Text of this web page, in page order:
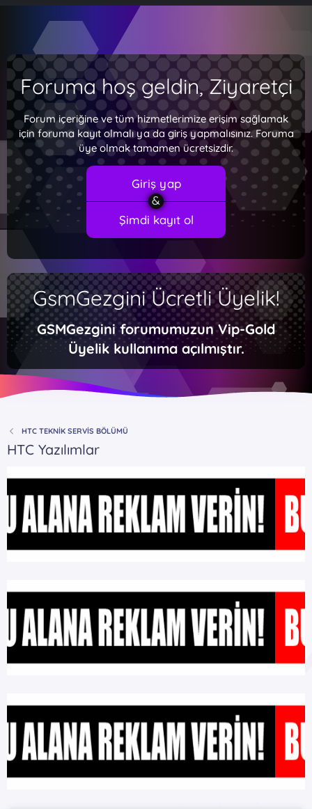
Foruma hoş geldin, Ziyaretçi
Forum içeriğine ve tüm hizmetlerimize erişim sağlamak
için foruma kayıt olmalı ya da giriş yapmalısınız. Foruma
üye olmak tamamen ücretsizdir.
Giriş yap
Şimdi kayıt ol
GsmGezgini Ücretli Üyelik!
GSMGezgini forumumuzun Vip-Gold
Üyelik kullanıma açılmıştır.
HTC TEKNİK SERVİS BÖLÜMÜ
HTC Yazılımlar